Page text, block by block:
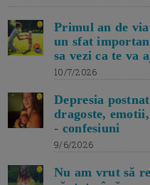
Primul an de
un sfat
sa vezi ca te va
10/7/2026
Depresia
dragoste,
- confesiuni
9/6/2026
Nu am vrut să